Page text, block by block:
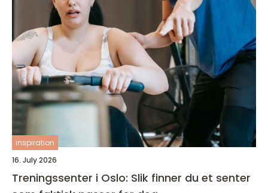
inspiration
16. July 2026
Treningssenter i Oslo: Slik finner du et senter